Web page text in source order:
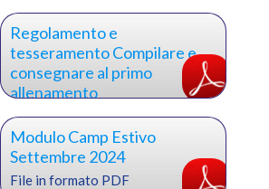
File in formato PDF
Regolamento e
tesseramento Compilare e
consegnare al primo
allenamento
File in formato PDF
Modulo Camp Estivo
Settembre 2024
File in formato PDF